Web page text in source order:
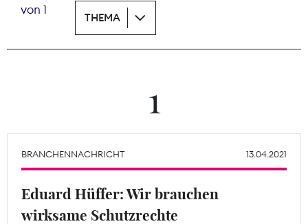
Tarifpolitik
Theodor-Wolff-Preis
Mitgliederbereich
von 1
THEMA
1
BRANCHENNACHRICHT 13.04.2021
Eduard Hüffer: Wir brauchen
wirksame Schutzrechte